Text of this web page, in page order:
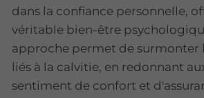
dans la confiance personnelle,
véritable bien-être
approche permet de surmonter
liés à la calvitie, en redonnant
sentiment de confort et